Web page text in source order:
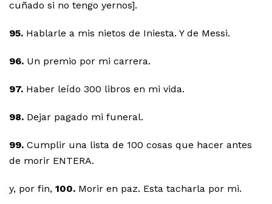
cuñado si no tengo yernos].
95. Hablarle a mis nietos de Iniesta. Y de Messi.
96. Un premio por mi carrera.
97. Haber leído 300 libros en mi vida.
98. Dejar pagado mi funeral.
99. Cumplir una lista de 100 cosas que hacer antes
de morir ENTERA.
y, por fin, 100. Morir en paz. Esta tacharla por mi.